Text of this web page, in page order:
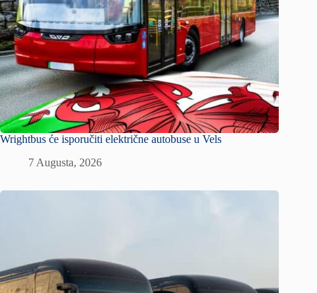
Wrightbus će isporučiti električne autobuse u Vels
7 Augusta, 2026